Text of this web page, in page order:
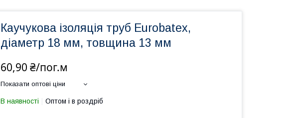
Каучукова ізоляція труб Eurobatex,
діаметр 18 мм, товщина 13 мм
60,90 ₴/пог.м
Показати оптові ціни
В наявності Оптом і в роздріб